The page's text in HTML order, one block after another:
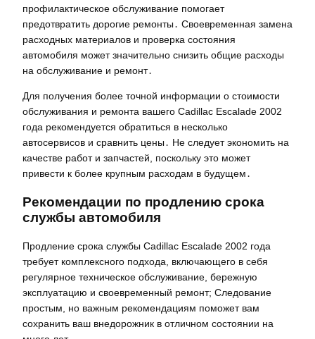
профилактическое обслуживание помогает
предотвратить дорогие ремонты․ Своевременная замена
расходных материалов и проверка состояния
автомобиля может значительно снизить общие расходы
на обслуживание и ремонт․
Для получения более точной информации о стоимости
обслуживания и ремонта вашего Cadillac Escalade 2002
года рекомендуется обратиться в несколько
автосервисов и сравнить цены․ Не следует экономить на
качестве работ и запчастей, поскольку это может
привести к более крупным расходам в будущем․
Рекомендации по продлению срока
службы автомобиля
Продление срока службы Cadillac Escalade 2002 года
требует комплексного подхода, включающего в себя
регулярное техническое обслуживание, бережную
эксплуатацию и своевременный ремонт; Следование
простым, но важным рекомендациям поможет вам
сохранить ваш внедорожник в отличном состоянии на